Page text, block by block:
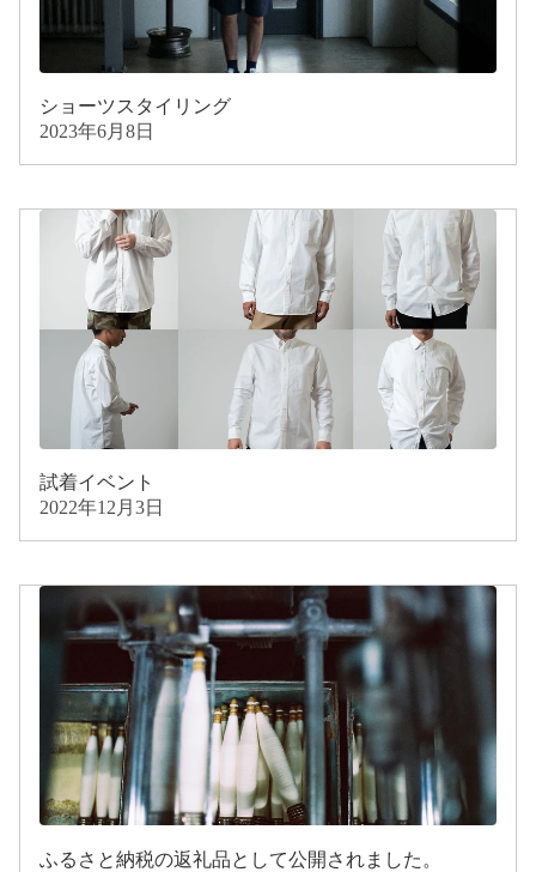
ショーツスタイリング
2023年6月8日
試着イベント
2022年12月3日
ふるさと納税の返礼品として公開されました。